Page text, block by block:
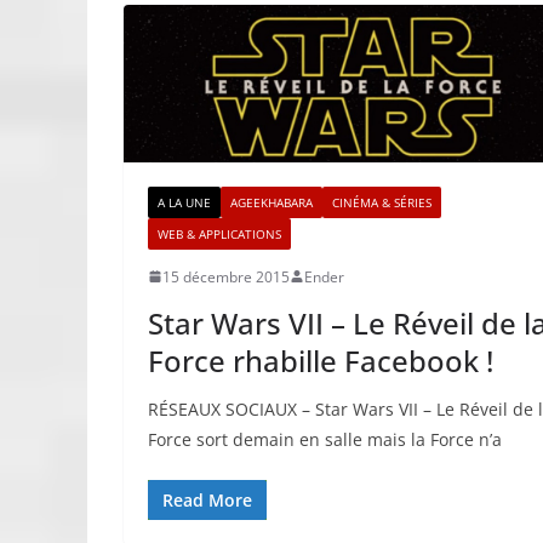
A LA UNE AGEEKHABARA
CINÉMA & SÉRIES
WEB & APPLICATIONS
15 décembre 2015 Ender
Star Wars VII – Le Réveil de
Force rhabille Facebook !
RÉSEAUX SOCIAUX – Star Wars VII – Le Réveil de
Force sort demain en salle mais la Force n’a
Read More